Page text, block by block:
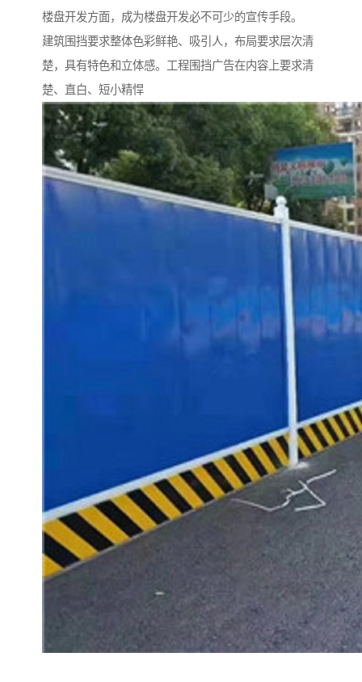
楼盘开发方面，成为楼盘开发必不可少的宣传手段。
建筑围挡要求整体色彩鲜艳、吸引人，布局要求层次清
楚，具有特色和立体感。工程围挡广告在内容上要求清
楚、直白、短小精悍